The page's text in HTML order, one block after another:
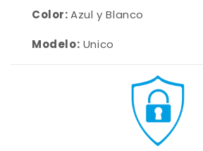
Color: Azul y Blanco
Modelo: Unico